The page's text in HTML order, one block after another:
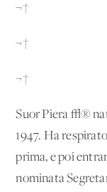
¬†
¬†
¬†
Suor Piera √®
1947. Ha
prima, e poi
nominata